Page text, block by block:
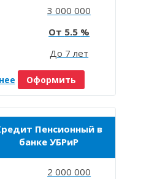
3 000 000
5.5
До 7 лет
Оформить
Пенсионный в
банке УБРиР
2 000 000